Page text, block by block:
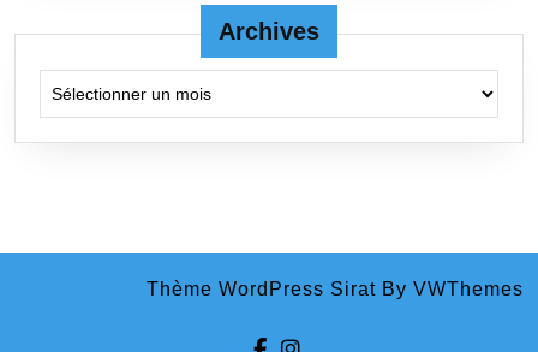
Archives
Thème WordPress Sirat By VWThemes